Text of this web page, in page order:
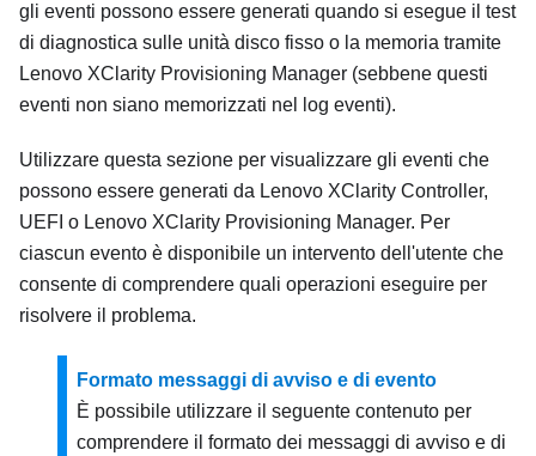
gli eventi possono essere generati quando si esegue il test
di diagnostica sulle unità disco fisso o la memoria tramite
Lenovo XClarity Provisioning Manager (sebbene questi
eventi non siano memorizzati nel log eventi).
Utilizzare questa sezione per visualizzare gli eventi che
possono essere generati da Lenovo XClarity Controller,
UEFI o Lenovo XClarity Provisioning Manager. Per
ciascun evento è disponibile un intervento dell'utente che
consente di comprendere quali operazioni eseguire per
risolvere il problema.
Formato messaggi di avviso e di evento
È possibile utilizzare il seguente contenuto per
comprendere il formato dei messaggi di avviso e di